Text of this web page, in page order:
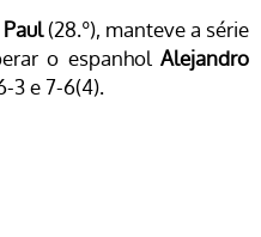
(28.º), manteve a série
o espanhol Alejandro
3 e 7-6(4).